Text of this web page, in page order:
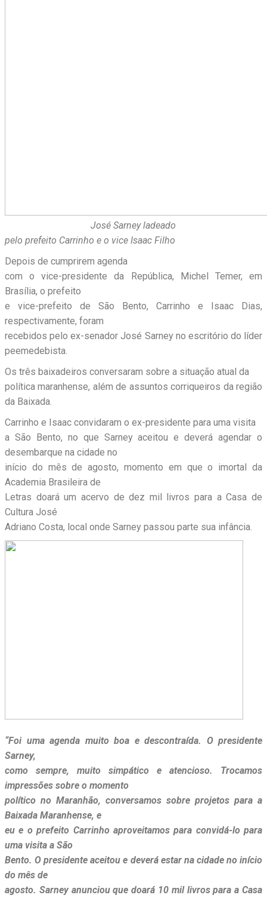
José Sarney ladeado
pelo prefeito Carrinho e o vice Isaac Filho
Depois de cumprirem agenda
com o vice-presidente da República, Michel Temer, em
Brasília, o prefeito
e vice-prefeito de São Bento, Carrinho e Isaac Dias,
respectivamente, foram
recebidos pelo ex-senador José Sarney no escritório do líder
peemedebista.
Os três baixadeiros conversaram sobre a situação atual da
política maranhense, além de assuntos corriqueiros da região
da Baixada.
Carrinho e Isaac convidaram o ex-presidente para uma visita
a São Bento, no que Sarney aceitou e deverá agendar o
desembarque na cidade no
início do mês de agosto, momento em que o imortal da
Academia Brasileira de
Letras doará um acervo de dez mil livros para a Casa de
Cultura José
Adriano Costa, local onde Sarney passou parte sua infância.
“Foi uma agenda muito boa e descontraída. O presidente
Sarney,
como sempre, muito simpático e atencioso. Trocamos
impressões sobre o momento
político no Maranhão, conversamos sobre projetos para a
Baixada Maranhense, e
eu e o prefeito Carrinho aproveitamos para convidá-lo para
uma visita a São
Bento. O presidente aceitou e deverá estar na cidade no início
do mês de
agosto. Sarney anunciou que doará 10 mil livros para a Casa